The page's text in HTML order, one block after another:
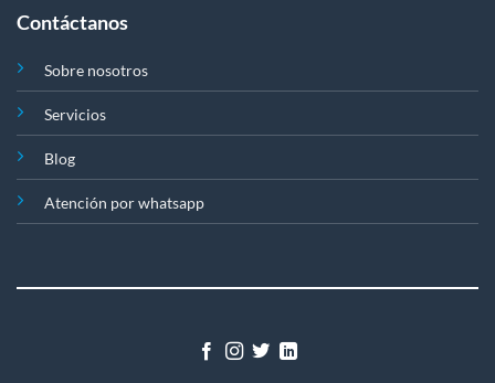
Contáctanos
Sobre nosotros
Servicios
Blog
Atención por whatsapp